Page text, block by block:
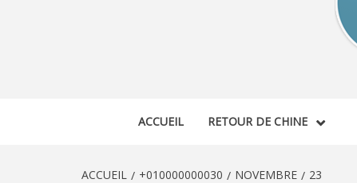
ACCUEIL RETOUR DE CHINE
ACCUEIL +010000000030 NOVEMBRE 23